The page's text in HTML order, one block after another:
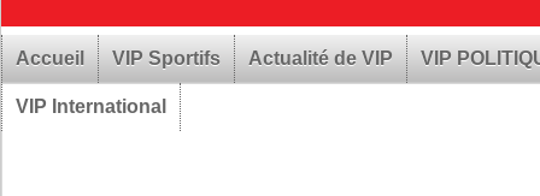
Accueil VIP Sportifs Actualité de VIP VIP
VIP International